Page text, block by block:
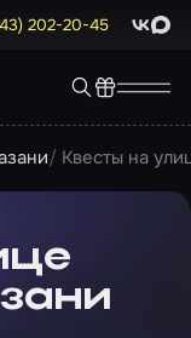
202-20-45 Max
Квесты на